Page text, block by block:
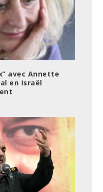
avec Annette
en Israël